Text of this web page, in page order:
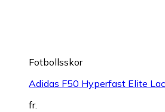
Fotbollsskor
Adidas F50 Hyperfast Elite
fr.